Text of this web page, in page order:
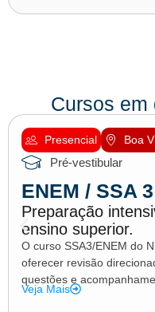
Cursos em
Presencial Boa
Pré-vestibular
ENEM / SSA
Preparação
ensino superior.
O curso SSA3/ENEM do
oferecer revisão
questões e
Veja Mais